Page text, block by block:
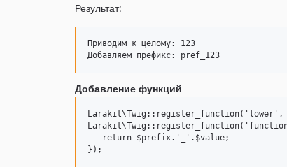
Результат:
Приводим к целому: 123
Добавление функций
Larakit\Twig::register_function('lower',
   return $prefix.'_'.$value;